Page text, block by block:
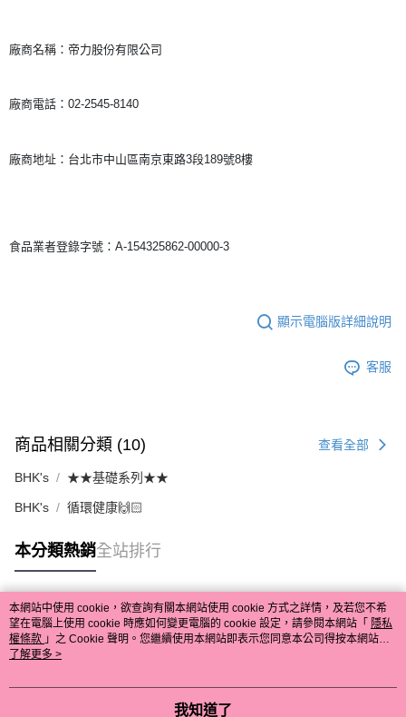
廠商名稱：帝力股份有限公司
廠商電話：02-2545-8140
廠商地址：台北市中山區南京東路3段189號8樓
食品業者登錄字號：A-154325862-00000-3
顯示電腦版詳細說明
客服
商品相關分類 (10) 查看全部
BHK's ★★基礎系列★★
BHK's 循環健康🙌🏻
本分類熱銷全站排行
熱門標籤
本網站中使用 cookie，欲查詢有關本網站使用 cookie 方式之詳情，及若您不希
望在電腦上使用 cookie 時應如何變更電腦的 cookie 設定，請參閱本網站「 隱私
權條款 」之 Cookie 聲明。您繼續使用本網站即表示您同意本公司得按本網站使
用條款之 Cookie 聲明使用 cookie。
了解更多 >
我知道了